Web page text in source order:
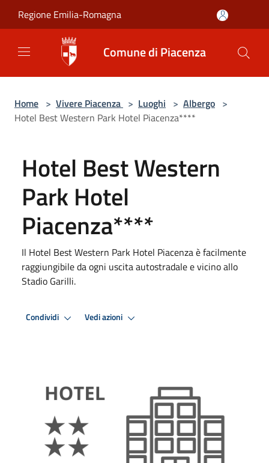
Regione Emilia-Romagna
Comune di Piacenza
Home > Vivere Piacenza > Luoghi > Albergo >
Hotel Best Western Park Hotel Piacenza****
Hotel Best Western
Park Hotel
Piacenza****
Il Hotel Best Western Park Hotel Piacenza è facilmente
raggiungibile da ogni uscita autostradale e vicino allo
Stadio Garilli.
Condividi Vedi azioni